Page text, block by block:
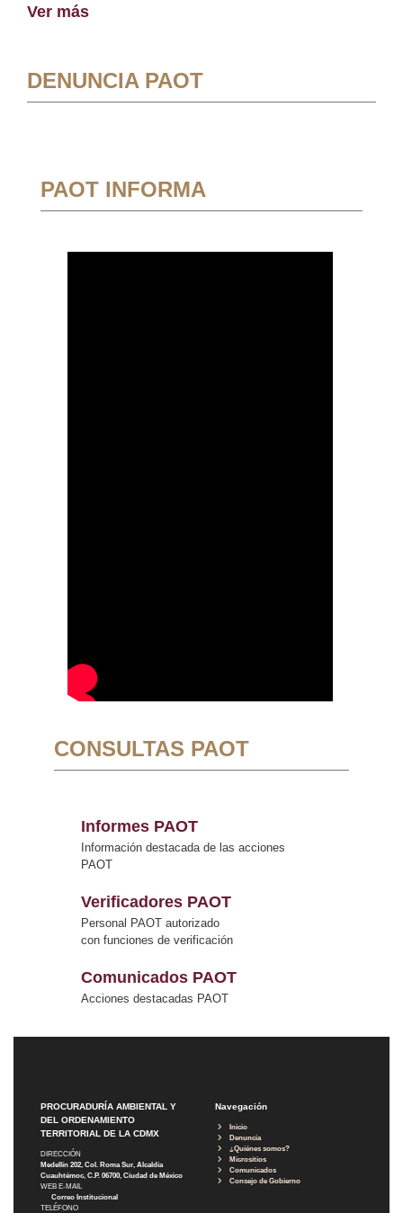
Ver más
DENUNCIA PAOT
PAOT INFORMA
CONSULTAS PAOT
Informes PAOT
Información destacada de las acciones
PAOT
Verificadores PAOT
Personal PAOT autorizado
con funciones de verificación
Comunicados PAOT
Acciones destacadas PAOT
PROCURADURÍA AMBIENTAL Y
DEL ORDENAMIENTO
TERRITORIAL DE LA CDMX
DIRECCIÓN
Medellín 202, Col. Roma Sur, Alcaldía
Cuauhtémoc, C.P. 06700, Ciudad de México
WEB E-MAIL
Correo Institucional
TELÉFONO
Navegación
Inicio
Denuncia
¿Quiénes somos?
Micrositios
Comunicados
Consejo de Gobierno